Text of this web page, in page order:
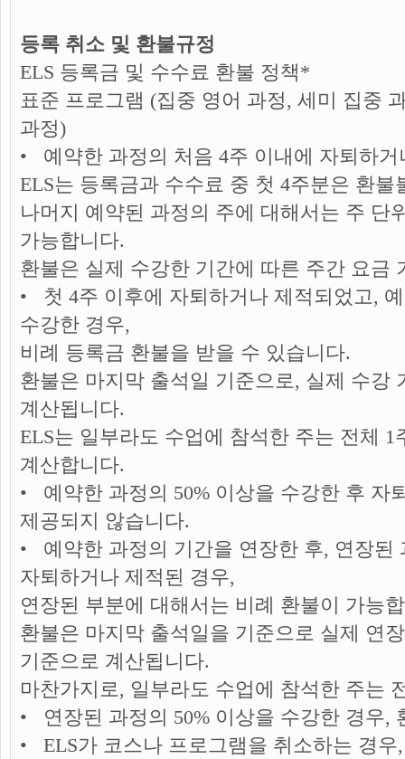
등록 취소 및 환불규정
ELS 등록금 및 수수료 환불 정책*
표준 프로그램 (집중 영어 과정, 세미 집중
과정)
• 예약한 과정의 처음 4주 이내에 자퇴하거
ELS는 등록금과 수수료 중 첫 4주분은 환불
나머지 예약된 과정의 주에 대해서는 주 단
가능합니다.
환불은 실제 수강한 기간에 따른 주간 요금
• 첫 4주 이후에 자퇴하거나 제적되었고,
수강한 경우,
비례 등록금 환불을 받을 수 있습니다.
환불은 마지막 출석일 기준으로, 실제 수강
계산됩니다.
ELS는 일부라도 수업에 참석한 주는 전체 1
계산합니다.
• 예약한 과정의 50% 이상을 수강한 후 자
제공되지 않습니다.
• 예약한 과정의 기간을 연장한 후, 연장된
자퇴하거나 제적된 경우,
연장된 부분에 대해서는 비례 환불이 가능
환불은 마지막 출석일을 기준으로 실제 연
기준으로 계산됩니다.
마찬가지로, 일부라도 수업에 참석한 주는
• 연장된 과정의 50% 이상을 수강한 경우,
• ELS가 코스나 프로그램을 취소하는 경우